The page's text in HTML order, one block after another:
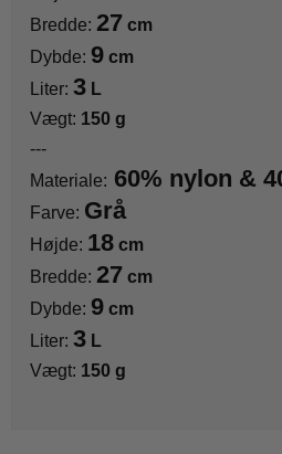
Bredde: 27 cm
Dybde: 9 cm
Liter: 3 L
Vægt: 150 g
---
Materiale: 60% nylon &
Farve: Grå
Højde: 18 cm
Bredde: 27 cm
Dybde: 9 cm
Liter: 3 L
Vægt: 150 g